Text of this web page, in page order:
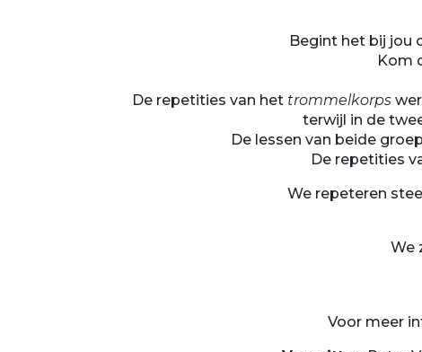
Begint het bij jou
Kom
De repetities van het trommelkorps
terwijl in de
De lessen van beide
De repetities
We repeteren
We
Voor meer